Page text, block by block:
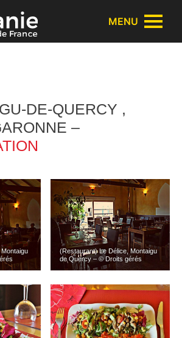
cookies
MENU
DE-QUERCY ,
–
(Restaurant) Le Délice, Montaigu
de Quercy – © Droits gérés